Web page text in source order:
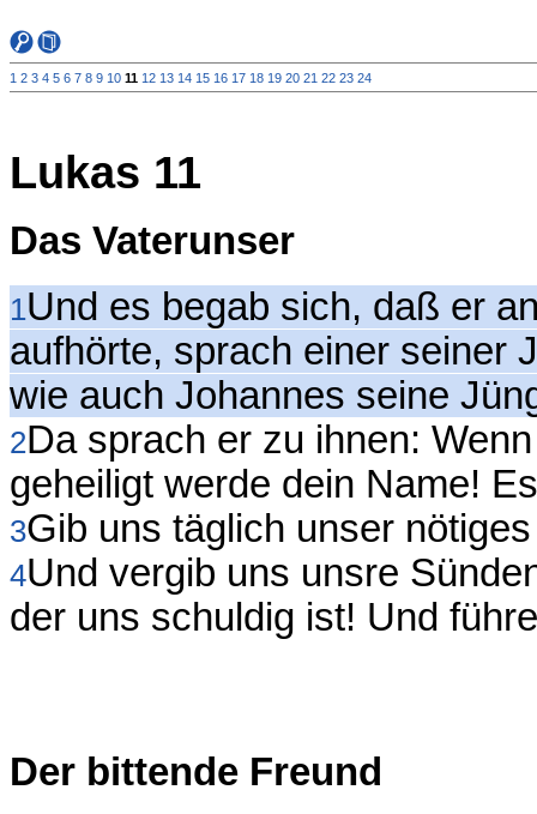
1 2 3 4 5 6 7 8 9 10 11 12 13 14 15 16 17 18 19 20 21 22 23 24
Lukas 11
Das Vaterunser
1Und es begab sich, daß er
aufhörte, sprach einer seiner
wie auch Johannes seine
2Da sprach er zu ihnen:
geheiligt werde dein Name!
3Gib uns täglich unser
4Und vergib uns unsre
der uns schuldig ist! Und
Der bittende Freund